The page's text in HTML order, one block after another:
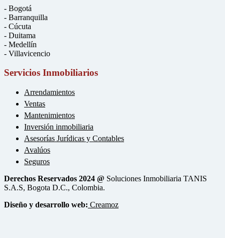
- Bogotá
- Barranquilla
- Cúcuta
- Duitama
- Medellín
- Villavicencio
Servicios Inmobiliarios
Arrendamientos
Ventas
Mantenimientos
Inversión inmobiliaria
Asesorías Jurídicas y Contables
Avalúos
Seguros
Derechos Reservados 2024 @ Soluciones Inmobiliaria TANIS
S.A.S, Bogota D.C., Colombia.
Diseño y desarrollo web: Creamoz